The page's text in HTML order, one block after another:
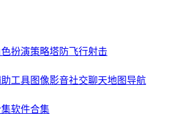
扮演策略塔防飞行射击
工具图像影音社交聊天地图导航
软件合集